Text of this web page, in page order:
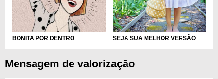
BONITA POR DENTRO SEJA SUA MELHOR VERSÃO
Mensagem de valorização